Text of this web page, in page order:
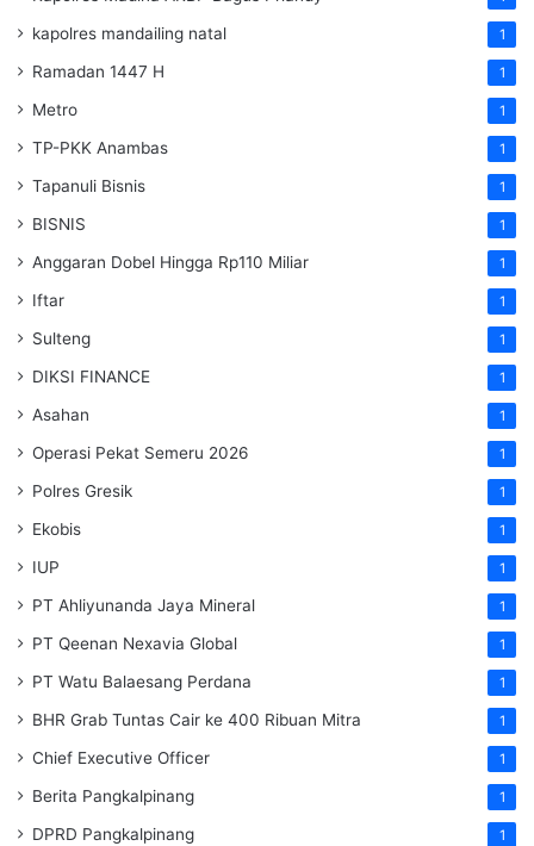
kapolres mandailing natal 1
Ramadan 1447 H 1
Metro 1
TP-PKK Anambas 1
Tapanuli Bisnis 1
BISNIS 1
Anggaran Dobel Hingga Rp110 Miliar 1
Iftar 1
Sulteng 1
DIKSI FINANCE 1
Asahan 1
Operasi Pekat Semeru 2026 1
Polres Gresik 1
Ekobis 1
IUP 1
PT Ahliyunanda Jaya Mineral 1
PT Qeenan Nexavia Global 1
PT Watu Balaesang Perdana 1
BHR Grab Tuntas Cair ke 400 Ribuan Mitra 1
Chief Executive Officer 1
Berita Pangkalpinang 1
DPRD Pangkalpinang 1